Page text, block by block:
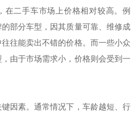
在二手车市场上价格相对较高。例
部分车型，因其质量可靠、维修成
往能卖出不错的价格。而一些小众
由于市场需求小，价格则会受到一
因素。通常情况下，车龄越短、行